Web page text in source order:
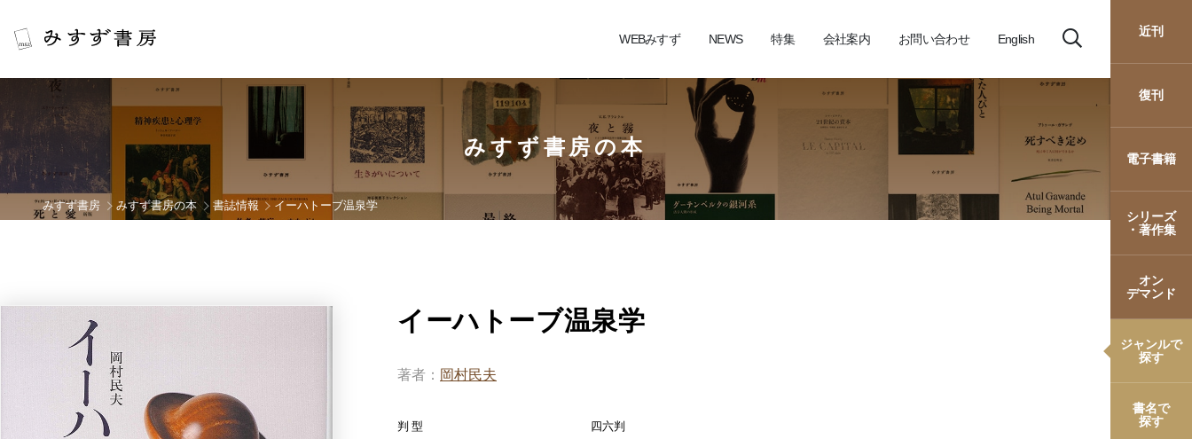
WEBみすず NEWS 特集 会社案内 お問い合わせ English
近刊
復刊
電子書籍
シリーズ
・著作集
オン
デマンド
ジャンルで
探す
書名で
探す
みすず書房の本
みすず書房 みすず書房の本 書誌情報 イーハトーブ温泉学
イーハトーブ温泉学
著者 岡村民夫
判型 四六判